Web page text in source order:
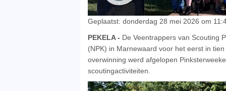
Geplaatst: donderdag 28 mei 2026 om
PEKELA - De Veentrappers van Scouting
(NPK) in Marnewaard voor het eerst in
overwinning werd afgelopen
scoutingactiviteiten.